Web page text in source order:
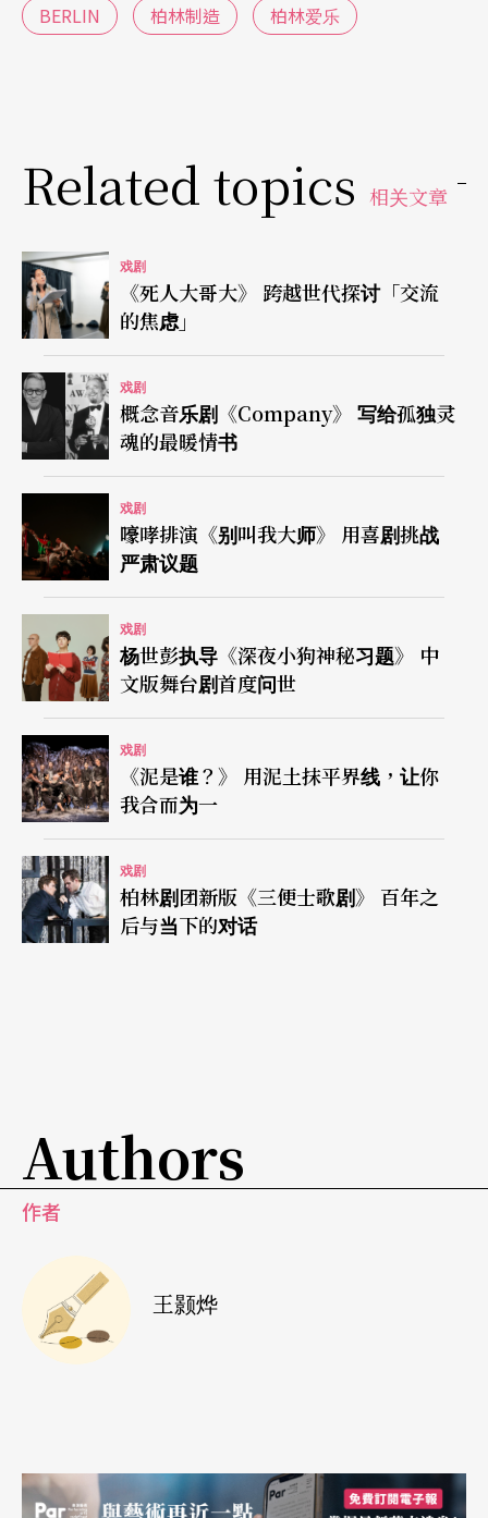
BERLIN 柏林制造 柏林爱乐
Related topics 相关文章
戏剧
《死人大哥大》 跨越世代探讨「交流
的焦虑」
戏剧
概念音乐剧《Company》 写给孤独灵
魂的最暖情书
戏剧
嚎哮排演《别叫我大师》 用喜剧挑战
严肃议题
戏剧
杨世彭执导《深夜小狗神秘习题》 中
文版舞台剧首度问世
戏剧
《泥是谁？》 用泥土抹平界线，让你
我合而为一
戏剧
柏林剧团新版《三便士歌剧》 百年之
后与当下的对话
Authors
作者
王颢烨